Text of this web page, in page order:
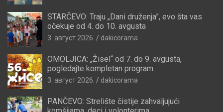
STARČEVO: Traju „Dani druženja”, evo šta vas
očekuje od 4. do 10. avgusta
3. август 2026. dakicorama
OMOLJICA: „Žisel“ od 7. do 9. avgusta,
pogledajte kompletan program
3. август 2026. dakicorama
PANČEVO: Strelište čistije zahvaljujući